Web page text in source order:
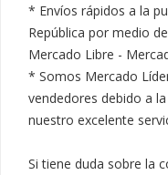
* Envíos rápidos a la
República por medio
Mercado Libre -
* Somos Mercado
vendedores debido a
nuestro excelente
Si tiene duda sobre la